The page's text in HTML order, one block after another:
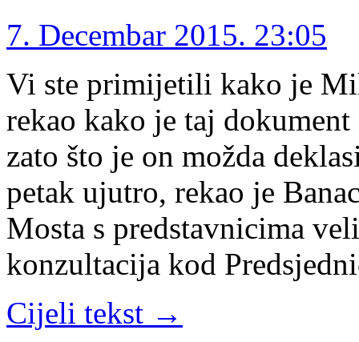
7. Decembar 2015. 23:05
Vi ste primijetili kako je
rekao kako je taj
zato što je on možda
petak ujutro, rekao je
Mosta s predstavnicima
konzultacija kod
Cijeli tekst →